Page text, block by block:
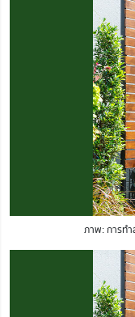
ภาพ: การทำ